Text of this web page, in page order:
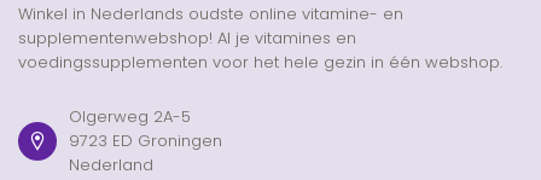
Winkel in Nederlands oudste online vitamine- en
supplementenwebshop! Al je vitamines en
voedingssupplementen voor het hele gezin in één webshop.
Olgerweg 2A-5
9723 ED Groningen
Nederland